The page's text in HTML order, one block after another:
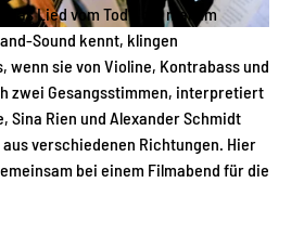
CC-BY-SA
das Lied vom Tod“, die man im
Sound kennt, klingen
wenn sie von Violine, Kontrabass und
zwei Gesangsstimmen, interpretiert
Sina Rien und Alexander Schmidt
verschiedenen Richtungen. Hier
bei einem Filmabend für die